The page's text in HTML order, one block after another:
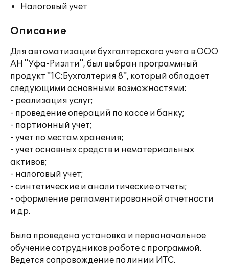
Налоговый учет
Описание
Для автоматизации бухгалтерского учета в ООО
АН "Уфа-Риэлти", был выбран программный
продукт "1С:Бухгалтерия 8", который обладает
следующими основными возможностями:
- реализация услуг;
- проведение операций по кассе и банку;
- партионный учет;
- учет по местам хранения;
- учет основных средств и нематериальных
активов;
- налоговый учет;
- синтетические и аналитические отчеты;
- оформление регламентированной отчетности
и др.
Была проведена установка и первоначальное
обучение сотрудников работе с программой.
Ведется сопровождение по линии ИТС.